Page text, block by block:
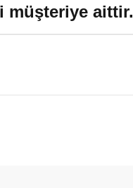
müşteriye aittir.